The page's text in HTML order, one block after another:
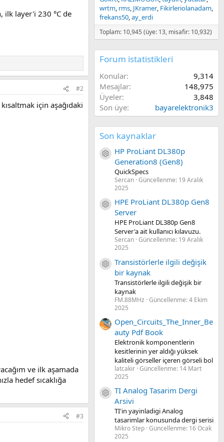
ilk layer'i 230 °C de
#2
için aşağıdaki
ve ilk aşamada
hedef sıcaklığa
#3
wrtm rms JKramer Fikirleriolanadam
frekans50 ay_erdi
Toplam: 10,945 (üye: 13, misafir: 10,932)
Forum istatistikleri
Konular
9,314
Mesajlar
148,975
Üyeler
3,848
Son üye
bayarelektronik3
Son kaynaklar
Kaynak ikon/amblem
HP ProLiant DL380p
Generation8 (Gen8)
QuickSpecs
Sercan Güncellenme: 19 Aralık
2025
Kaynak ikon/amblem
HPE ProLiant DL380p Gen8
Server
HPE ProLiant DL380p Gen8
Server'a ait kullanıcı kılavuzu.
Sercan Güncellenme: 19 Aralık
2025
Kaynak ikon/amblem
Transistörlerle ilgili değişik
bir kaynak
Transistörlerle ilgili değişik bir
kaynak
FM.88MHz Güncellenme:4 Ekim
2025
Open_Circuits_The_Inner_Be
auty Pdf Book
Elektronik komponentlerin
kesitlerinin yer aldığı yüksek
kaliteli görseller içeren görseli bol
latcakir Güncellenme: 14 Mart
2025
Kaynak ikon/amblem
TI Analog Tasarim Dergi
Arsivi
TI'in yayinladigi Analog
tasarimlar konusunda dergi serisi
Mikro Step Güncellenme: 16 Ocak
2025